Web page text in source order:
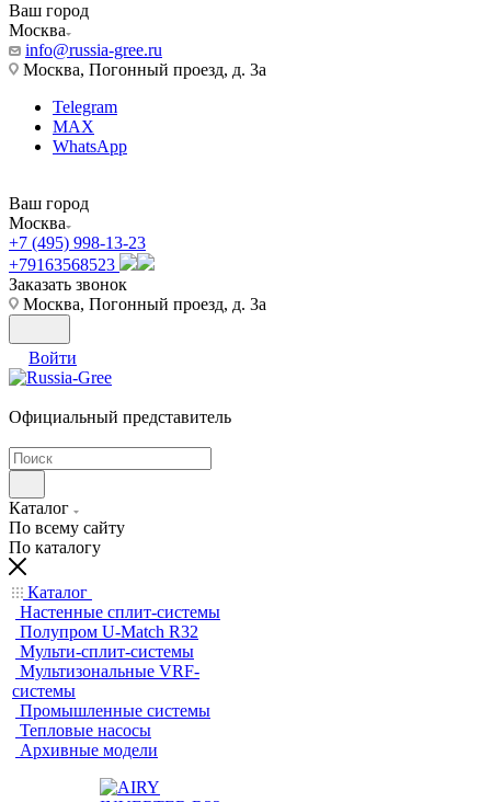
Ваш город
Москва
info@russia-gree.ru
Москва, Погонный проезд, д. 3а
Telegram
MAX
WhatsApp
Ваш город
Москва
+7 (495) 998-13-23
+79163568523
Заказать звонок
Москва, Погонный проезд, д. 3а
Войти
Официальный представитель
Каталог
По всему сайту
По каталогу
Каталог
Настенные сплит-системы
Полупром U-Match R32
Мульти-сплит-системы
Мультизональные VRF-
системы
Промышленные системы
Тепловые насосы
Архивные модели